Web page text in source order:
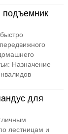
подъемник
Назначение
для
лестницам и